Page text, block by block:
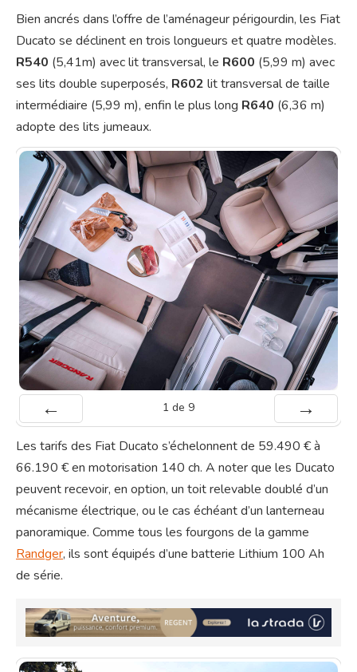
Bien ancrés dans l’offre de l’aménageur périgourdin, les Fiat
Ducato se déclinent en trois longueurs et quatre modèles.
R540 (5,41m) avec lit transversal, le R600 (5,99 m) avec
ses lits double superposés, R602 lit transversal de taille
intermédiaire (5,99 m), enfin le plus long R640 (6,36 m)
adopte des lits jumeaux.
1 de 9
Les tarifs des Fiat Ducato s’échelonnent de 59.490 € à
66.190 € en motorisation 140 ch. A noter que les Ducato
peuvent recevoir, en option, un toit relevable doublé d’un
mécanisme électrique, ou le cas échéant d’un lanterneau
panoramique. Comme tous les fourgons de la gamme
Randger, ils sont équipés d’une batterie Lithium 100 Ah
de série.